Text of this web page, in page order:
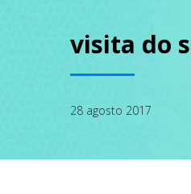
visita do
28 agosto 2017